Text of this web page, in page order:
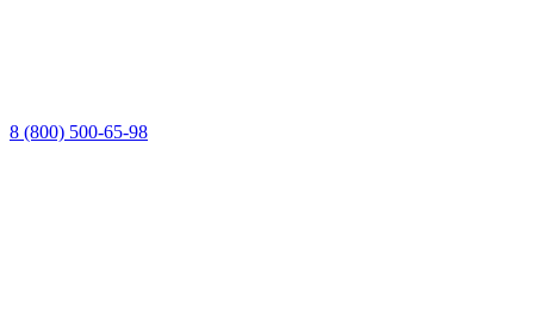
8 (800) 500-65-98